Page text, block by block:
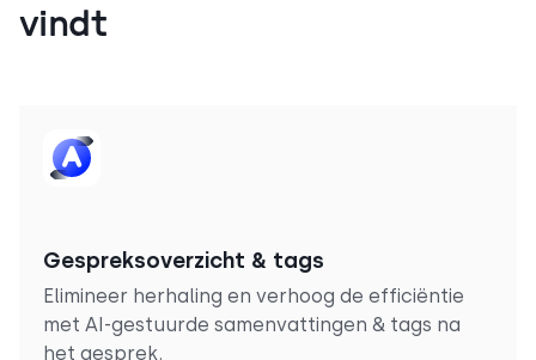
vindt
Gespreksoverzicht & tags
Elimineer herhaling en verhoog de efficiëntie
met AI-gestuurde samenvattingen & tags na
het gesprek.